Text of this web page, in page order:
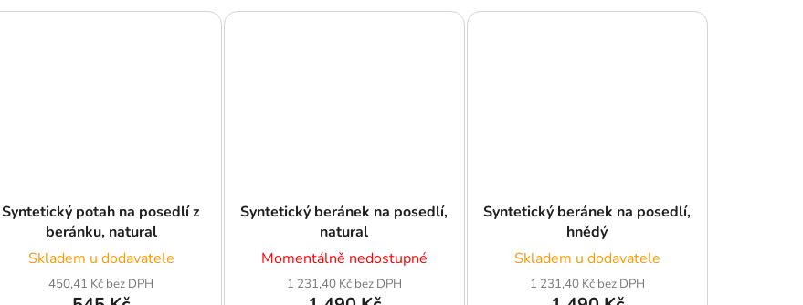
Syntetický potah na posedlí z
beránku, natural
Skladem u dodavatele
450,41 Kč bez DPH
Syntetický beránek na posedlí,
natural
Momentálně nedostupné
1 231,40 Kč bez DPH
Syntetický beránek na posedlí,
hnědý
Skladem u dodavatele
1 231,40 Kč bez DPH